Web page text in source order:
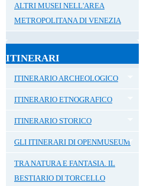
ALTRI MUSEI NELL'AREA
METROPOLITANA DI VENEZIA
ITINERARI
ITINERARIO ARCHEOLOGICO
ITINERARIO ETNOGRAFICO
ITINERARIO STORICO
GLI ITINERARI DI OPENMUSEUM
TRA NATURA E FANTASIA. IL
BESTIARIO DI TORCELLO